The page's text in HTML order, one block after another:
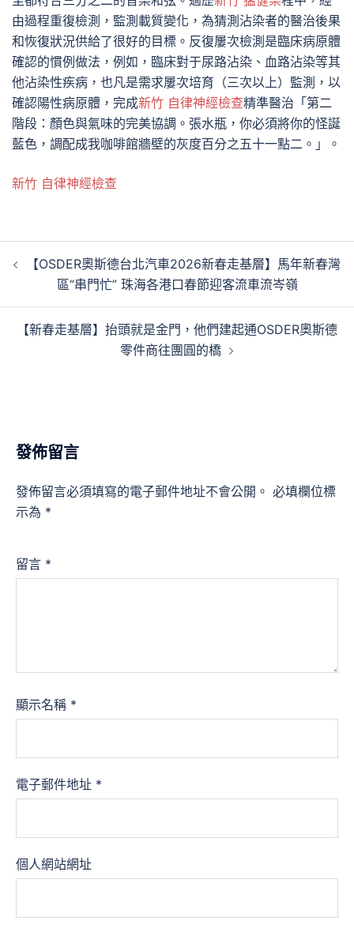
由過程重復檢測，監測載質變化，為猜測沾染者的醫治後果
和恢復狀況供給了很好的目標。反復屢次檢測是臨床病原體
確認的慣例做法，例如，臨床對于尿路沾染、血路沾染等其
他沾染性疾病，也凡是需求屢次培育（三次以上）監測，以
確認陽性病原體，完成新竹 自律神經檢查精準醫治「第二
階段：顏色與氣味的完美協調。張水瓶，你必須將你的怪誕
藍色，調配成我咖啡館牆壁的灰度百分之五十一點二。」。
新竹 自律神經檢查
章
【OSDER奧斯德台北汽車2026新春走基層】馬年新春灣
區“串門忙” 珠海各港口春節迎客流車流岑嶺
【新春走基層】抬頭就是金門，他們建起通OSDER奧斯德
零件商往團圓的橋
發佈留言
發佈留言必須填寫的電子郵件地址不會公開。 必填欄位標
示為 *
留言 *
顯示名稱 *
電子郵件地址 *
個人網站網址